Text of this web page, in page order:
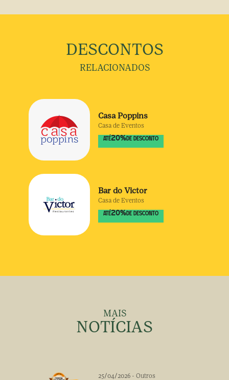
DESCONTOS
RELACIONADOS
Casa Poppins
Casa de Eventos
ATÉ20% DE DESCONTO
Bar do Victor
Casa de Eventos
ATÉ20% DE DESCONTO
MAIS
NOTÍCIAS
25/04/2026 - Outros